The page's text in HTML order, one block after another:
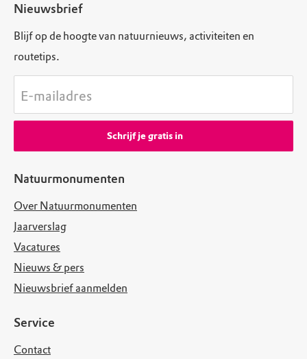
Routebeschrijving
rotonde een klein stukje de Schietbergseweg op
naar nr 20.
Natuurmonumenten
Over Natuurmonumenten
Jaarverslag
Vacatures
Nieuws & pers
Nieuwsbrief aanmelden
Service
Contact
Nieuwsbrief
Blijf op de hoogte van natuurnieuws, activiteiten en
routetips.
E-mailadres
Schrijf je gratis in